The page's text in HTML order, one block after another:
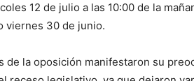
12 de julio a las 10:00 de la
viernes 30 de junio.
de la oposición manifestaron su